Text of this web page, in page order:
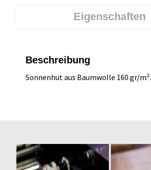
Eigenschaften
Beschreibung
Sonnenhut aus Baumwolle 160 gr/m².